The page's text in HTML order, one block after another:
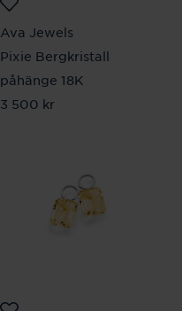
Ava Jewels
Pixie Bergkristall
påhänge 18K
Pris:3 500 kr
3 500 kr